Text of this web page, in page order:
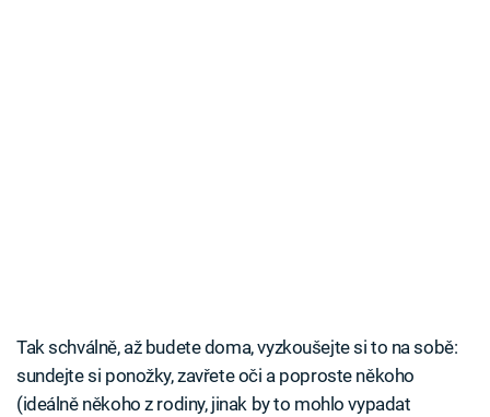
Tak schválně, až budete doma, vyzkoušejte si to na sobě:
sundejte si ponožky, zavřete oči a poproste někoho
(ideálně někoho z rodiny, jinak by to mohlo vypadat